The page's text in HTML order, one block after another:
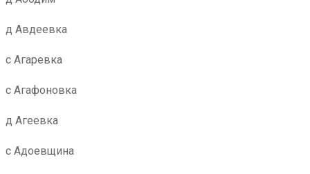
д Авдеевка
с Агаревка
с Агафоновка
д Агеевка
с Адоевщина